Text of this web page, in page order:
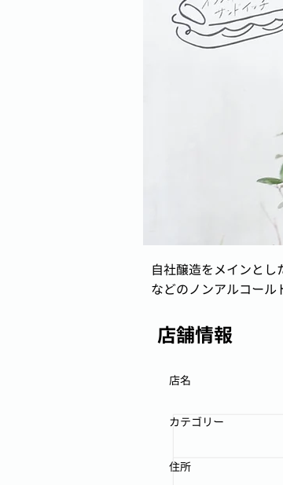
自社醸造をメインと
などのノンアルコール
店舗情報
店名
カテゴリー
住所